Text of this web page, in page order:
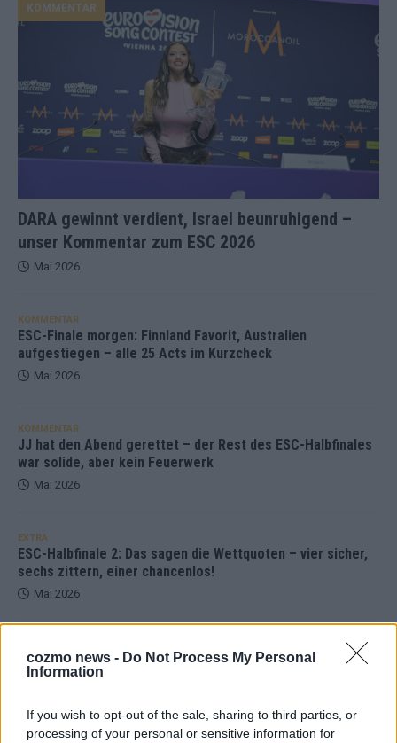
cozmo news - Do Not Process My Personal
Information
If you wish to opt-out of the sale, sharing to third parties, or
processing of your personal or sensitive information for
DARA gewinnt verdient, Israel beunruhigend –
unser Kommentar zum ESC 2026
KOMMENTAR
Mai 2026
KOMMENTAR
ESC-Finale morgen: Finnland Favorit, Australien
aufgestiegen – alle 25 Acts im Kurzcheck
Mai 2026
KOMMENTAR
JJ hat den Abend gerettet – der Rest des ESC-Halbfinales
war solide, aber kein Feuerwerk
Mai 2026
EXTRA
ESC-Halbfinale 2: Das sagen die Wettquoten – vier sicher,
sechs zittern, einer chancenlos!
Mai 2026
Wer zahlt, steht im Finale – ist das beim ESC wirklich fair?
EXTRA